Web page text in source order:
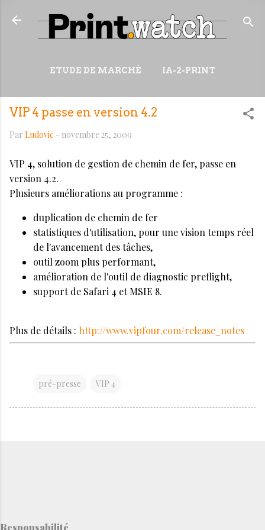
Accéder au contenu principal
ETUDE DE MARCHÉ IA-2-PRINT
PLUS… WIKI
VIP 4 passe en version 4.2
Par Ludovic - novembre 25, 2009
VIP 4, solution de gestion de chemin de fer, passe en
version 4.2.
Plusieurs améliorations au programme :
duplication de chemin de fer
statistiques d'utilisation, pour une vision temps réel
de l'avancement des tâches,
outil zoom plus performant,
amélioration de l'outil de diagnostic preflight,
support de Safari 4 et MSIE 8.
Plus de détails : http://www.vipfour.com/release_notes
pré-presse VIP 4